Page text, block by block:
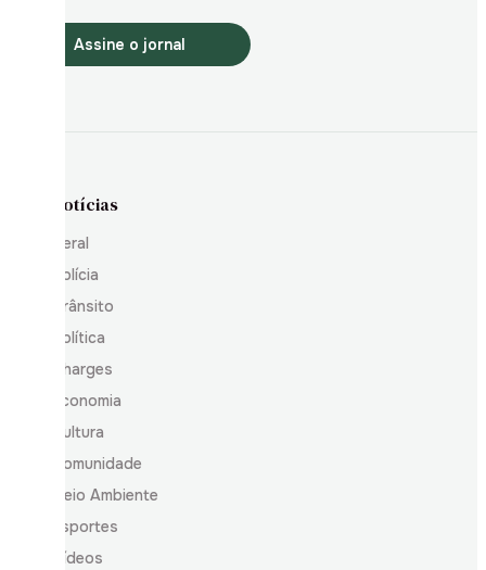
Assine o jornal
Notícias
Geral
Polícia
Trânsito
Política
Charges
Economia
Cultura
Comunidade
Meio Ambiente
Esportes
Vídeos